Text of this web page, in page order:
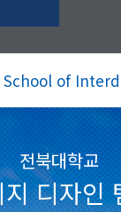
School of
전북대학교
디자인